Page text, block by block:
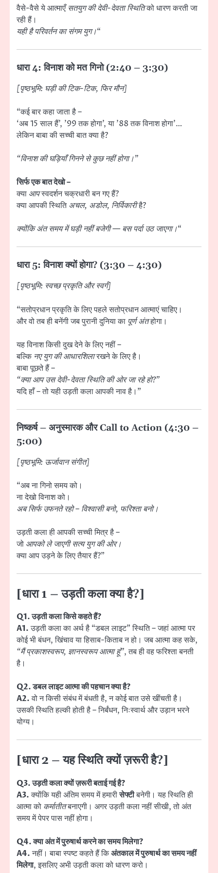
वैसे-वैसे ये आत्माएँसतयुग की देवी-देवता स्थितिको धारण करती जा
रही हैं।
यही है परिवर्तन का संगम युग।“
धारा 4: विनाश को मत गिनो (2:40 – 3:30)
[पृष्ठभूमि: घड़ी की टिक-टिक, फिर मौन]
“कई बार कहा जाता है –
‘अब 15 साल हैं’, ’99 तक होगा’, या ’88 तक विनाश होगा’…
लेकिन बाबा की सच्ची बात क्या है?
“विनाश की घड़ियाँ गिनने से कुछ नहीं होगा।”
सिर्फ एक बात देखो –
क्या आपस्वदर्शन चक्रधारी बन गए हैं?
क्या आपकी स्थितिअचल, अडोल, निर्विकारीहै?
क्योंकि अंत समय में घड़ी नहीं बजेगी — बस पर्दा उठ जाएगा।“
धारा 5: विनाश क्यों होगा? (3:30 – 4:30)
[पृष्ठभूमि: स्वच्छ प्रकृति और स्वर्ग]
“सतोप्रधान प्रकृति के लिए पहले सतोप्रधान आत्माएं चाहिए।
और वो तब ही बनेंगी जब पुरानी दुनिया का पूर्ण अंतहोगा।
यह विनाश किसी दुख देने के लिए नहीं –
बल्कि नए युग की आधारशिलारखने के लिए है।
बाबा पूछते हैं –
“क्या आप उस देवी-देवता स्थिति की ओर जा रहे हो?”
यदि हाँ – तो यही उड़ती कला आपकी नाव है।”
निष्कर्ष – अनुस्मारक और Call to Action (4:30 –
5:00)
[पृष्ठभूमि: ऊर्जावान संगीत]
“अब ना गिनो समय को।
ना देखो विनाश को।
अब सिर्फ उफनते रहो – विश्वासी बनो, फरिश्ता बनो।
उड़ती कला ही आपकी सच्ची मित्र है –
जो आपको ले जाएगी सत्य युग की ओर।
क्या आप उड़ने के लिए तैयार हैं?”
[धारा 1 – उड़ती कला क्या है?]
Q1. उड़ती कला किसे कहते हैं?
A1.उड़ती कला का अर्थ है “डबल लाइट” स्थिति – जहां आत्मा पर
कोई भी बंधन, खिंचाव या हिसाब-किताब न हो। जब आत्मा कह सके,
“मैं प्रकाशस्वरूप, ज्ञानस्वरूप आत्मा हूं”, तब ही वह फरिश्ता बनती
है।
Q2. डबल लाइट आत्मा की पहचान क्या है?
A2.वो न किसी संबंध में बंधती है, न कोई बात उसे खींचती है।
उसकी स्थिति हल्की होती है – निर्बंधन, निःस्वार्थ और उड़ान भरने
योग्य।
[धारा 2 – यह स्थिति क्यों ज़रूरी है?]
Q3. उड़ती कला क्यों ज़रूरी बताई गई है?
A3.क्योंकि यही अंतिम समय में हमारीसेफ्टीबनेगी। यह स्थिति ही
आत्मा को कर्मातीतबनाएगी। अगर उड़ती कला नहीं सीखी, तो अंत
समय में पेपर पास नहीं होगा।
Q4. क्या अंत में पुरुषार्थ करने का समय मिलेगा?
A4.नहीं। बाबा स्पष्ट कहते हैं किअंतकाल में पुरुषार्थ का समय नहीं
मिलेगा, इसलिए अभी उड़ती कला को धारण करो।